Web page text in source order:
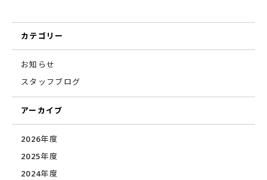
カテゴリー
お知らせ
スタッフブログ
アーカイブ
2026年度
2025年度
2024年度